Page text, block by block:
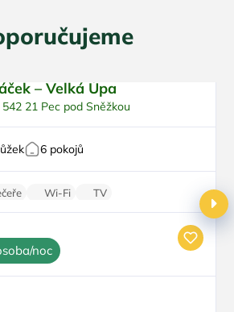
Doporučujeme
– Velká Úpa
21 Pec pod Sněžkou
6 pokojů
Wi-Fi
TV
noc